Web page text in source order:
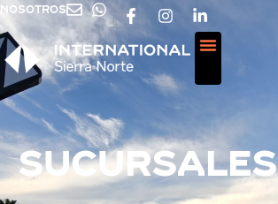
NOSOTROS
Sucursales